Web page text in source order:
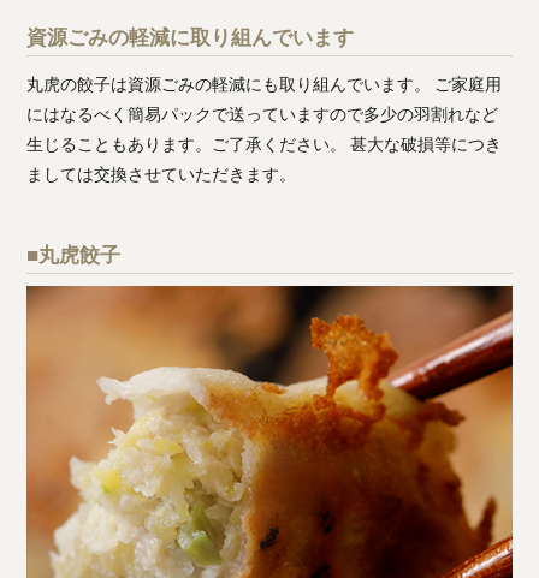
資源ごみの軽減に取り組んでいます
丸虎の餃子は資源ごみの軽減にも取り組んでいます。 ご家庭用
にはなるべく簡易パックで送っていますので多少の羽割れなど
生じることもあります。ご了承ください。 甚大な破損等につき
ましては交換させていただきます。
■丸虎餃子